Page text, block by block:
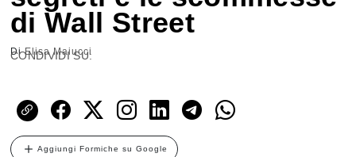
di Wall Street
DiElisa Maiucci
CONDIVIDI SU:
Aggiungi Formiche su Google